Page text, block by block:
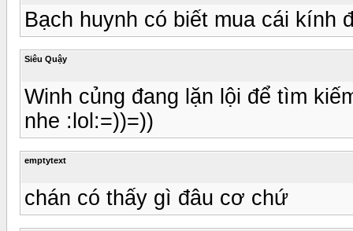
Bạch huynh có biết mua cái kính
Siêu Quậy
Winh củng đang lặn lội để tìm
nhe :lol:=))=))
emptytext
chán có thấy gì đâu cơ chứ